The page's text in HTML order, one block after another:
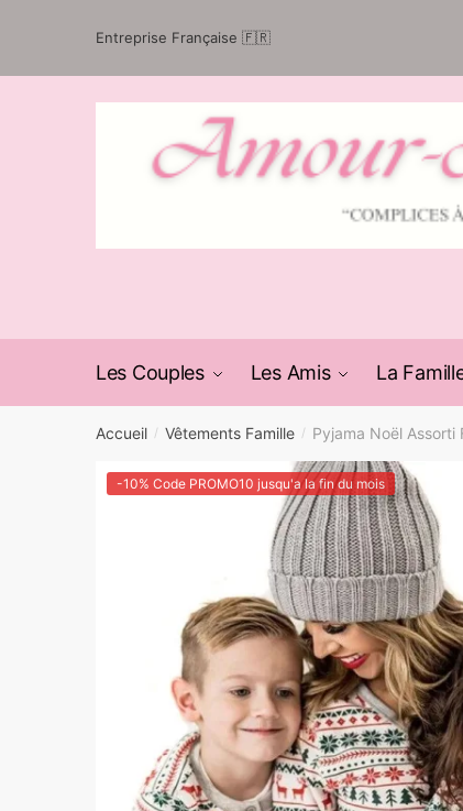
Entreprise Française 🇫🇷
Les Couples Les Amis La
Accueil / Vêtements Famille / Pyjama Noël Assorti
-10% Code PROMO10 jusqu'a la fin du mois